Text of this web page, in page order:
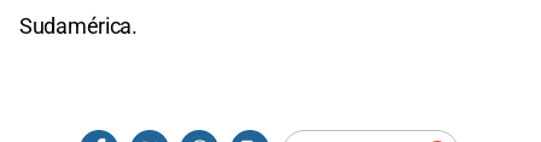
Sudamérica.